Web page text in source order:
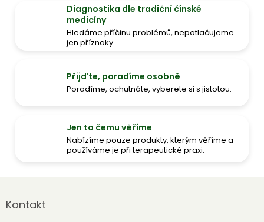
Diagnostika dle tradiční čínské
medicíny
Hledáme příčinu problémů, nepotlačujeme
jen příznaky.
Přijďte, poradíme osobně
Poradíme, ochutnáte, vyberete si s jistotou.
Jen to čemu věříme
Nabízíme pouze produkty, kterým věříme a
používáme je při terapeutické praxi.
p
Kontakt